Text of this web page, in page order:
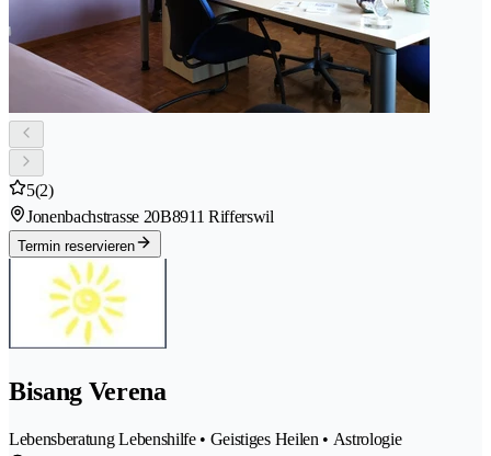
5(2)
Jonenbachstrasse 20B8911 Rifferswil
Termin reservieren
Bisang Verena
Lebensberatung Lebenshilfe • Geistiges Heilen • Astrologie